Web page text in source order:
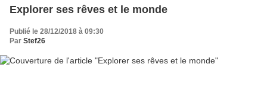
Explorer ses rêves et le monde
Publié le 28/12/2018 à 09:30
Par Stef26